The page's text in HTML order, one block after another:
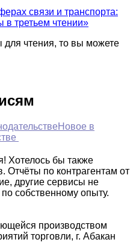
связи и транспорта:
третьем чтении»
чтения, то вы можете
Новое в
Хотелось бы также
Отчёты по контрагентам от
другие сервисы не
собственному опыту.
производством
торговли, г. Абакан